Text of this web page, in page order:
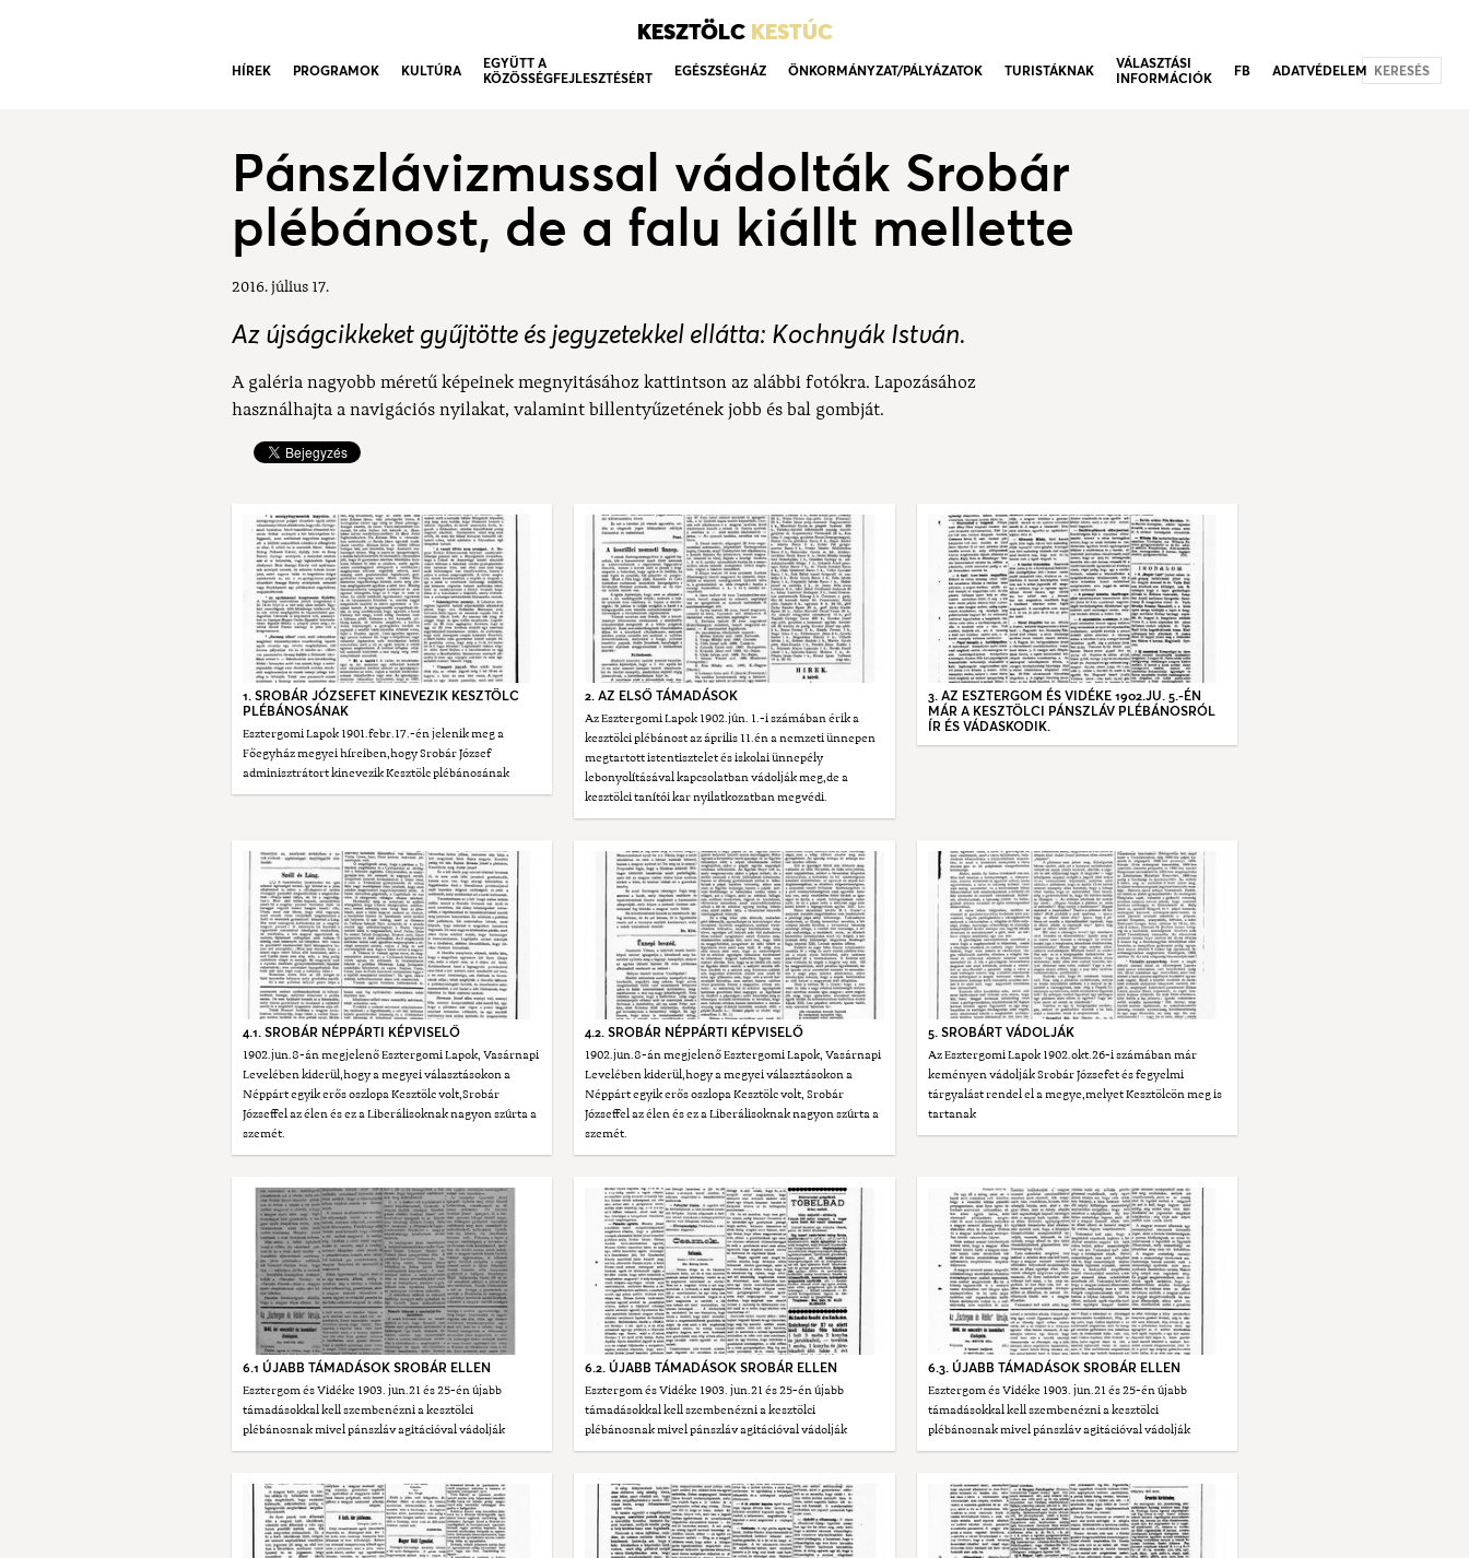
KESZTÖLC KESTÚC
HÍREK PROGRAMOK KULTÚRA
EGYÜTT A
KÖZÖSSÉGFEJLESZTÉSÉRT
EGÉSZSÉGHÁZ ÖNKORMÁNYZAT/PÁLYÁZATOK TURISTÁKNAK
VÁLASZTÁSI
INFORMÁCIÓK
FB ADATVÉDELEM KERESÉS
Pánszlávizmussal vádolták Srobár
plébánost, de a falu kiállt mellette
2016. július 17.
Az újságcikkeket gyűjtötte és jegyzetekkel ellátta: Kochnyák István.
A galéria nagyobb méretű képeinek megnyitásához kattintson az alábbi fotókra. Lapozásához
használhajta a navigációs nyilakat, valamint billentyűzetének jobb és bal gombját.
1. SROBÁR JÓZSEFET KINEVEZIK KESZTÖLC
PLÉBÁNOSÁNAK
Esztergomi Lapok 1901.febr.17.-én jelenik meg a
Főegyház megyei híreiben,hogy Srobár József
adminisztrátort kinevezik Kesztölc plébánosának
2. AZ ELSŐ TÁMADÁSOK
Az Esztergomi Lapok 1902.jún. 1.-i számában érik a
kesztölci plébánost az április 11.én a nemzeti ünnepen
megtartott istentisztelet és iskolai ünnepély
lebonyolításával kapcsolatban vádolják meg,de a
kesztölci tanítói kar nyilatkozatban megvédi.
3. AZ ESZTERGOM ÉS VIDÉKE 1902.JU. 5.-ÉN
MÁR A KESZTÖLCI PÁNSZLÁV PLÉBÁNOSRÓL
ÍR ÉS VÁDASKODIK.
4.1. SROBÁR NÉPPÁRTI KÉPVISELŐ
1902.jun.8-án megjelenő Esztergomi Lapok, Vasárnapi
Levelében kiderül,hogy a megyei választásokon a
Néppárt egyik erős oszlopa Kesztölc volt,Srobár
Józseffel az élen és ez a Liberálisoknak nagyon szúrta a
szemét.
4.2. SROBÁR NÉPPÁRTI KÉPVISELŐ
1902.jun.8-án megjelenő Esztergomi Lapok, Vasárnapi
Levelében kiderül,hogy a megyei választásokon a
Néppárt egyik erős oszlopa Kesztölc volt, Srobár
Józseffel az élen és ez a Liberálisoknak nagyon szúrta a
szemét.
5. SROBÁRT VÁDOLJÁK
Az Esztergomi Lapok 1902.okt.26-i számában már
keményen vádolják Srobár Józsefet és fegyelmi
tárgyalást rendel el a megye,melyet Kesztölcön meg is
tartanak
6.1 ÚJABB TÁMADÁSOK SROBÁR ELLEN
Esztergom és Vidéke 1903. jun.21 és 25-én újabb
támadásokkal kell szembenézni a kesztölci
plébánosnak mivel pánszláv agitációval vádolják
6.2. ÚJABB TÁMADÁSOK SROBÁR ELLEN
Esztergom és Vidéke 1903. jun.21 és 25-én újabb
támadásokkal kell szembenézni a kesztölci
plébánosnak mivel pánszláv agitációval vádolják
6.3. ÚJABB TÁMADÁSOK SROBÁR ELLEN
Esztergom és Vidéke 1903. jun.21 és 25-én újabb
támadásokkal kell szembenézni a kesztölci
plébánosnak mivel pánszláv agitációval vádolják